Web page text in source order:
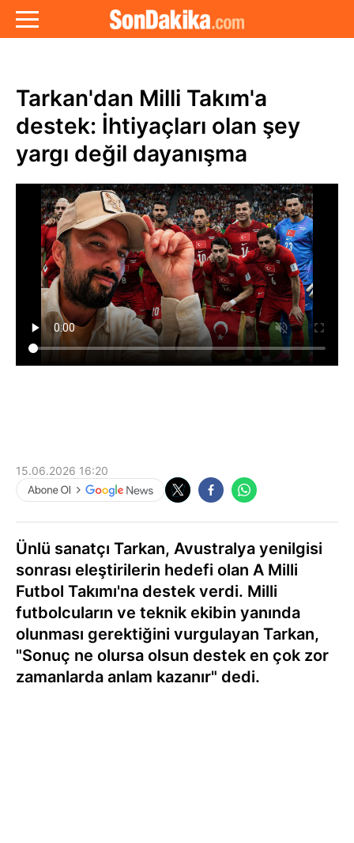
Tarkan'dan Milli Takım'a
destek: İhtiyaçları olan şey
yargı değil dayanışma
15.06.2026 16:20
Ünlü sanatçı Tarkan, Avustralya yenilgisi
sonrası eleştirilerin hedefi olan A Milli
Futbol Takımı'na destek verdi. Milli
futbolcuların ve teknik ekibin yanında
olunması gerektiğini vurgulayan Tarkan,
"Sonuç ne olursa olsun destek en çok zor
zamanlarda anlam kazanır" dedi.